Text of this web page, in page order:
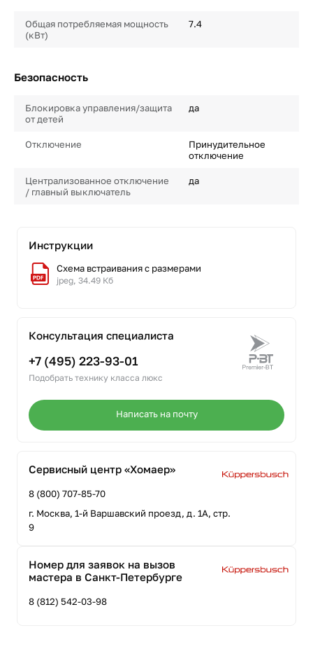
Общая потребляемая мощность
(кВт)
7.4
Безопасность
Блокировка управления/защита
от детей
да
Отключение
Принудительное
отключение
Централизованное отключение
/ главный выключатель
да
Инструкции
Схема встраивания с размерами
jpeg, 34.49 Кб
Консультация специалиста
+7 (495) 223-93-01
Подобрать технику класса люкс
Написать на почту
Сервисный центр «Хомаер»
8 (800) 707-85-70
г. Москва, 1-й Варшавский проезд, д. 1А, стр.
9
Номер для заявок на вызов
мастера в Санкт-Петербурге
8 (812) 542-03-98